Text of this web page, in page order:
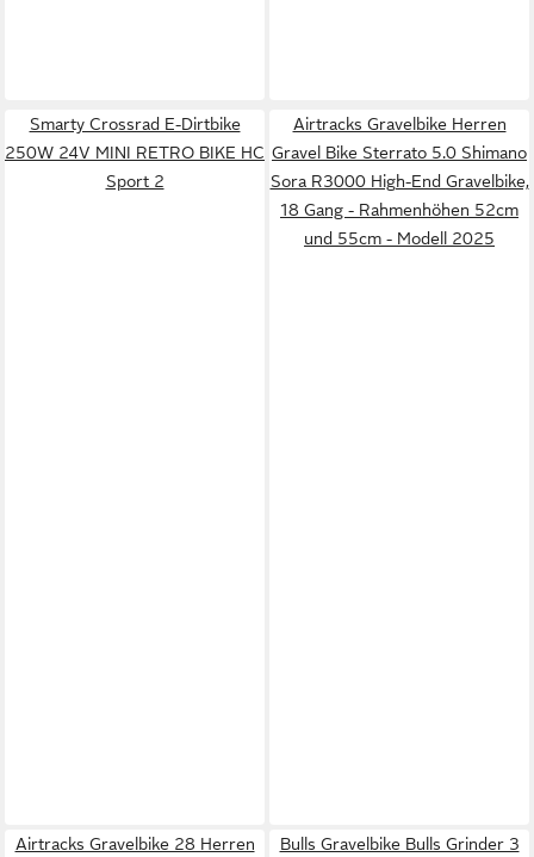
Smarty Crossrad E-Dirtbike
250W 24V MINI RETRO BIKE HC
Sport 2
Airtracks Gravelbike Herren
Gravel Bike Sterrato 5.0 Shimano
Sora R3000 High-End Gravelbike,
18 Gang - Rahmenhöhen 52cm
und 55cm - Modell 2025
Airtracks Gravelbike 28 Herren Bulls Gravelbike Bulls Grinder 3